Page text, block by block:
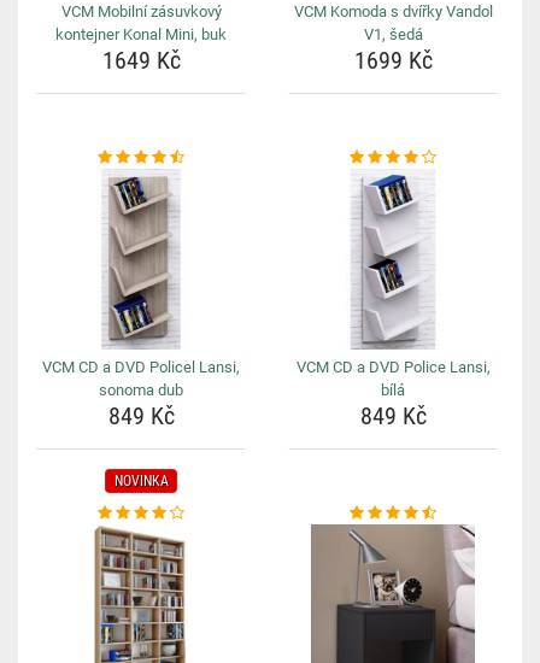
VCM Mobilní zásuvkový
kontejner Konal Mini, buk
1649 Kč
VCM Komoda s dvířky Vandol
V1, šedá
1699 Kč
VCM CD a DVD Policel Lansi,
sonoma dub
849 Kč
VCM CD a DVD Police Lansi,
bílá
849 Kč
NOVINKA